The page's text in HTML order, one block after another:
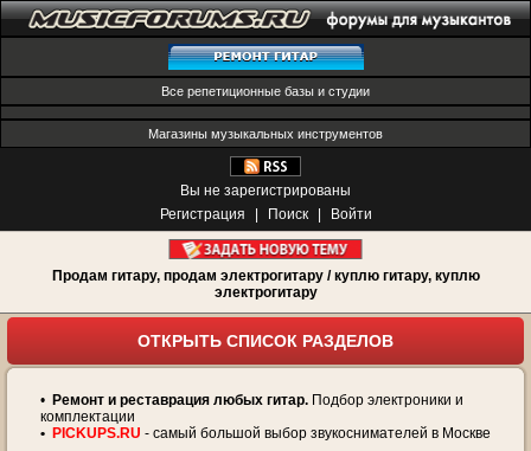
Все репетиционные базы и студии
Магазины музыкальных инструментов
Вы не зарегистрированы
Регистрация
Поиск Войти
Продам гитару, продам электрогитару / куплю гитару, куплю
электрогитару
ОТКРЫТЬ СПИСОК РАЗДЕЛОВ
• Ремонт и реставрация любых гитар. Подбор электроники и
комплектации
• PICKUPS.RU - самый большой выбор звукоснимателей в Москве